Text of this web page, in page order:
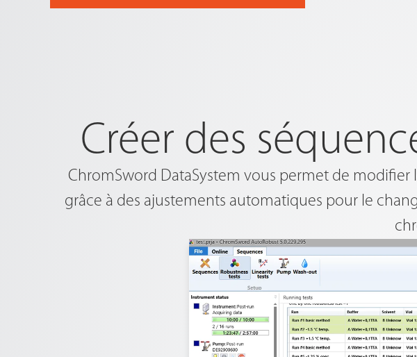
Créer des
ChromSword DataSystem vous permet de
grâce à des ajustements automatiques pour le